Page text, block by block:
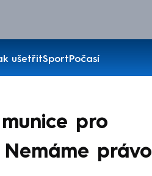
ušetřitSportPočasí
pro
právo